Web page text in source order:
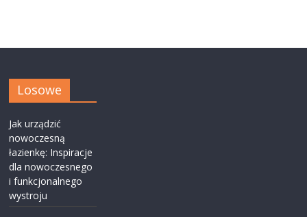
Losowe
Jak urządzić
nowoczesną
łazienkę: Inspiracje
dla nowoczesnego
i funkcjonalnego
wystroju